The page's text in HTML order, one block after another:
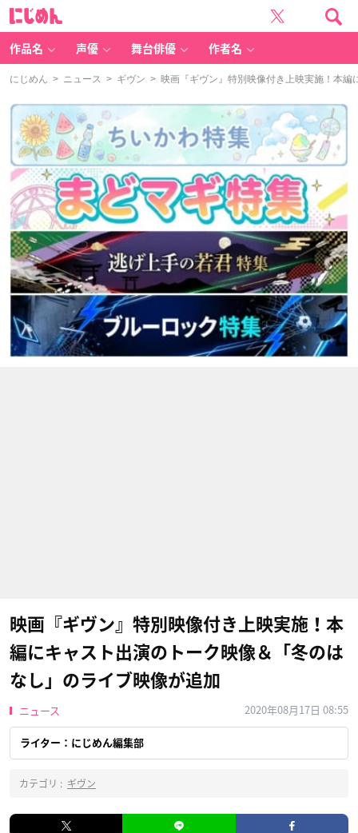
作品名 声優 舞台俳優 作者名
にじめん > ニュース > ギヴン > 映画『ギヴン』特別映像付き上映実施！本編
映画『ギヴン』特別映像付き上映実施！本
編にキャスト出演のトーク映像＆「冬のは
なし」のライブ映像が追加
ニュース 2020年08月17日 08:55
ライター：にじめん編集部
カテゴリ : ギヴン